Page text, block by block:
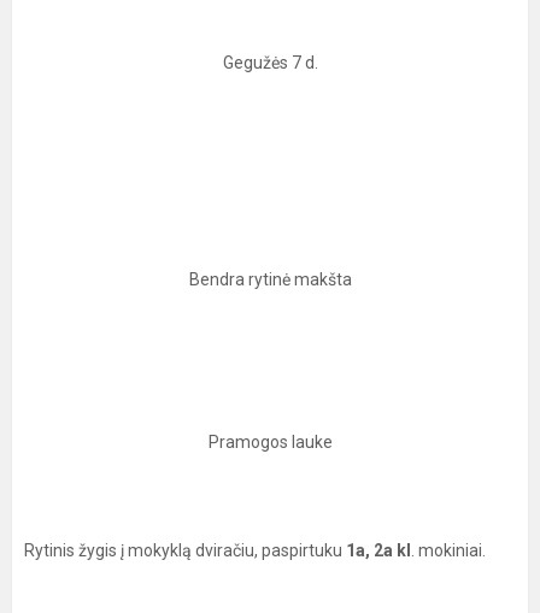
Gegužės 7 d.
Bendra rytinė makšta
Pramogos lauke
Rytinis žygis į mokyklą dviračiu, paspirtuku 1a, 2a kl . mokiniai.